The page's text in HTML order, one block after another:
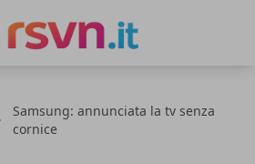
Samsung: annunciata la tv senza
cornice